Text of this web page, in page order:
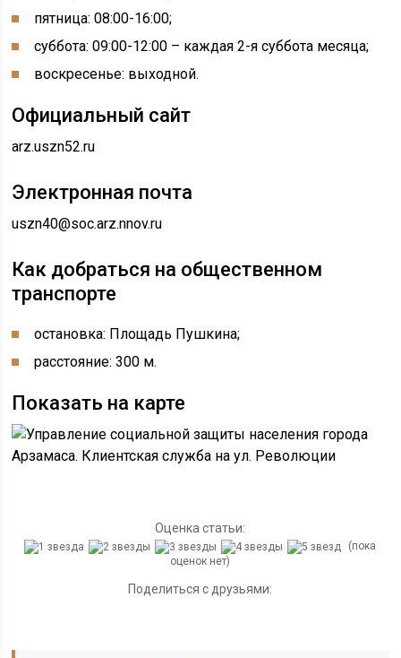
пятница: 08:00-16:00;
суббота: 09:00-12:00 – каждая 2-я суббота месяца;
воскресенье: выходной.
Официальный сайт
arz.uszn52.ru
Электронная почта
uszn40@soc.arz.nnov.ru
Как добраться на общественном
транспорте
остановка: Площадь Пушкина;
расстояние: 300 м.
Показать на карте
Оценка статьи:
(пока
оценок нет)
Поделиться с друзьями: